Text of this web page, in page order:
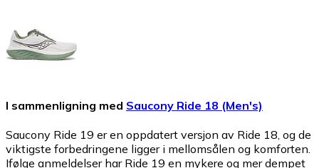
I sammenligning med Saucony Ride 18 (Men's)
Saucony Ride 19 er en oppdatert versjon av Ride 18, og de
viktigste forbedringene ligger i mellomsålen og komforten.
Ifølge anmeldelser har Ride 19 en mykere og mer dempet